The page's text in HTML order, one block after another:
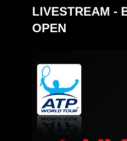
LIVESTREAM -
OPEN